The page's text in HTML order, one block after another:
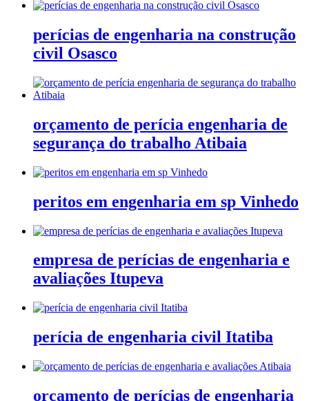
perícias de engenharia na construção
civil Osasco
orçamento de perícia engenharia de
segurança do trabalho Atibaia
peritos em engenharia em sp Vinhedo
empresa de perícias de engenharia e
avaliações Itupeva
perícia de engenharia civil Itatiba
orçamento de perícias de engenharia